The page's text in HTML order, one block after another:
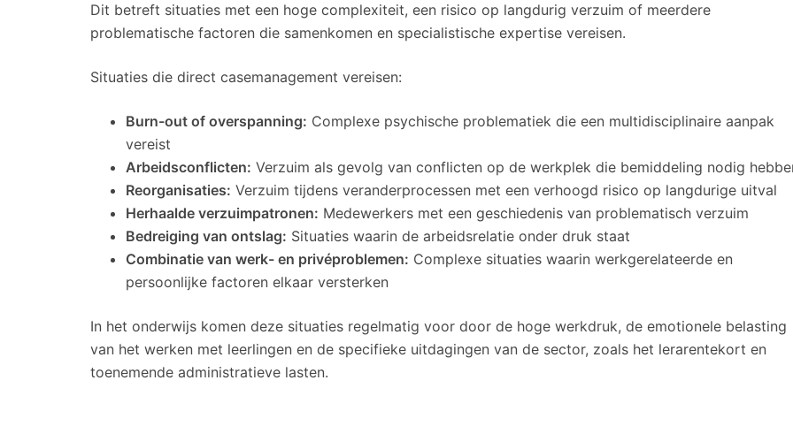
Dit betreft situaties met een hoge complexiteit, een risico op langdurig verzuim of meerdere
problematische factoren die samenkomen en specialistische expertise vereisen.
Situaties die direct casemanagement vereisen:
Burn-out of overspanning: Complexe psychische problematiek die een multidisciplinaire aanpak
vereist
Arbeidsconflicten: Verzuim als gevolg van conflicten op de werkplek die bemiddeling nodig
Reorganisaties: Verzuim tijdens veranderprocessen met een verhoogd risico op langdurige uitval
Herhaalde verzuimpatronen: Medewerkers met een geschiedenis van problematisch verzuim
Bedreiging van ontslag: Situaties waarin de arbeidsrelatie onder druk staat
Combinatie van werk- en privéproblemen: Complexe situaties waarin werkgerelateerde en
persoonlijke factoren elkaar versterken
In het onderwijs komen deze situaties regelmatig voor door de hoge werkdruk, de emotionele belasting
van het werken met leerlingen en de specifieke uitdagingen van de sector, zoals het lerarentekort en
toenemende administratieve lasten.